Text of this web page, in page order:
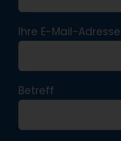
Ihre E-Mail-Adresse
Betreff